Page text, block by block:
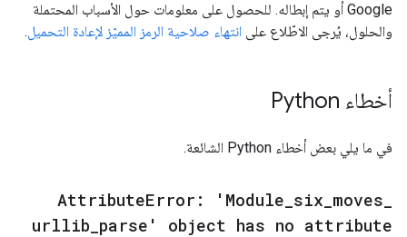
Google أو يتم إبطاله. للحصول على معلومات حول الأسباب المحتملة
والحلول، يُرجى الاطّلاع على انتهاء صلاحية الرمز المميّز لإعادة التحميل.
أخطاء Python
في ما يلي بعض أخطاء Python الشائعة.
AttributeError: 'Module six moves
urllib parse' object has no attribute